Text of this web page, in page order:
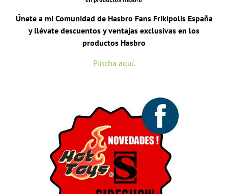
Únete a mi Comunidad de Hasbro Fans Frikípolis España
y llévate descuentos y ventajas exclusivas en los
productos Hasbro
Pincha aquí.